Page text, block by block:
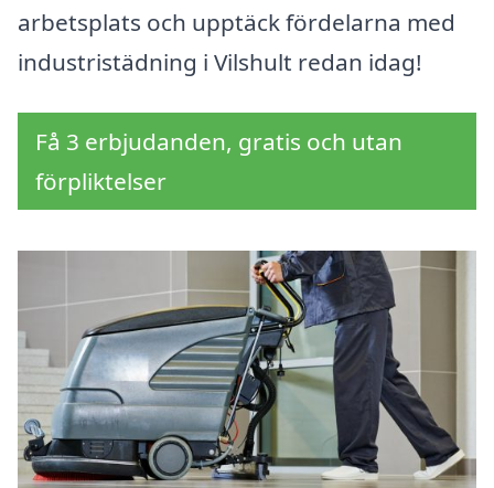
arbetsplats och upptäck fördelarna med
industristädning i Vilshult redan idag!
Få 3 erbjudanden, gratis och utan
förpliktelser